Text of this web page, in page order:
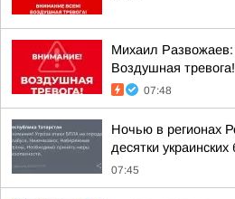
Михаил
Воздушная тревога!
07:48
Ночью в регионах
десятки
07:45